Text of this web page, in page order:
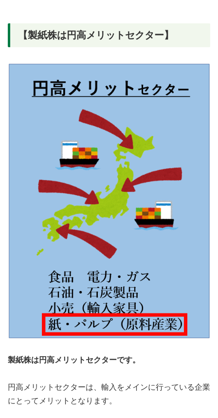
【製紙株は円高メリットセクター】
製紙株は円高メリットセクターです。
円高メリットセクターは、輸入をメインに行っている企業
にとってメリットとなります。